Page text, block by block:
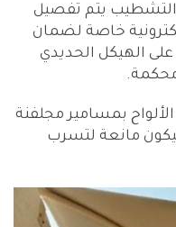
والتشطيب يتم تفصيل
خاصة لضمان
الهيكل الحديدي
بمسامير مجلفنة
مانعة لتسرب